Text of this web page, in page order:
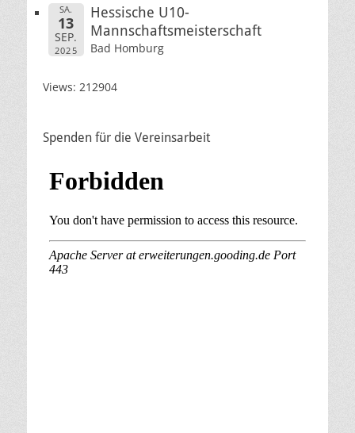
SA.
13
SEP.
2025
Hessische U10-
Mannschaftsmeisterschaft
Bad Homburg
Views: 212904
Spenden für die Vereinsarbeit